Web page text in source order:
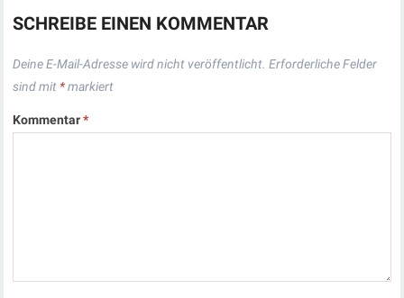
SCHREIBE EINEN KOMMENTAR
Deine E-Mail-Adresse wird nicht veröffentlicht. Erforderliche Felder
sind mit *markiert
Kommentar*